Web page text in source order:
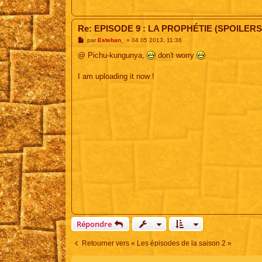
Re: EPISODE 9 : LA PROPHÉTIE
M
s
g
parEsteban_ » 04 05 2013, 11:36
@ Pichu-kungunya, don't worry
I am uploading it now !
Répondre
Retourner vers « Les épisodes de la saison 2 »